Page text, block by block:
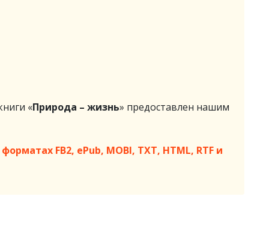
«Природа – жизнь» предоставлен нашим
FB2, ePub, MOBI, TXT, HTML, RTF и